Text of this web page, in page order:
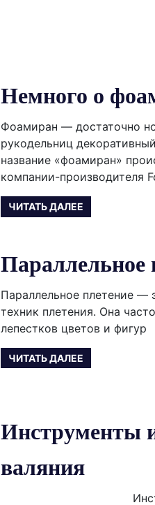
Немного о
Фоамиран — достаточно
рукодельниц
название «фоамиран»
компании-производителя
ЧИТАТЬ ДАЛЕЕ
Параллельное
Параллельное плетение —
техник плетения. Она
лепестков цветов и фигур
ЧИТАТЬ ДАЛЕЕ
Инструменты
валяния